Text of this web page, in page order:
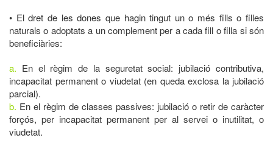
• El dret de les dones que hagin tingut un o més fills o filles
naturals o adoptats a un complement per a cada fill o filla si són
beneficiàries:
a. En el règim de la seguretat social: jubilació contributiva,
incapacitat permanent o viudetat (en queda exclosa la jubilació
parcial).
b. En el règim de classes passives: jubilació o retir de caràcter
forçós, per incapacitat permanent per al servei o inutilitat, o
viudetat.